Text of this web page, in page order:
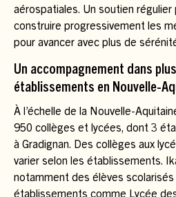
aérospatiales. Un soutien
construire progressivement les
pour avancer avec plus de
Un accompagnement dans
établissements en Nouvelle-
À l’échelle de la Nouvelle-
950 collèges et lycées, dont 3
à Gradignan. Des collèges aux
varier selon les établissements.
notamment des élèves scolarisés
établissements comme Lycée